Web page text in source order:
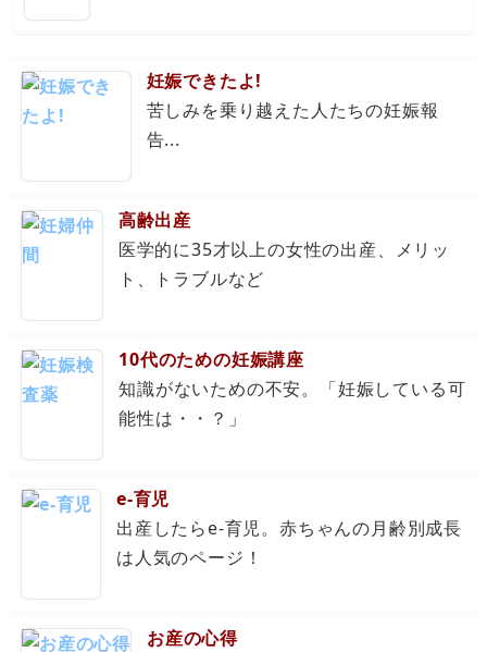
妊娠できたよ!
苦しみを乗り越えた人たちの妊娠報
告...
高齢出産
医学的に35才以上の女性の出産、メリッ
ト、トラブルなど
10代のための妊娠講座
知識がないための不安。「妊娠している可
能性は・・？」
e-育児
出産したらe-育児。赤ちゃんの月齢別成長
は人気のページ！
お産の心得